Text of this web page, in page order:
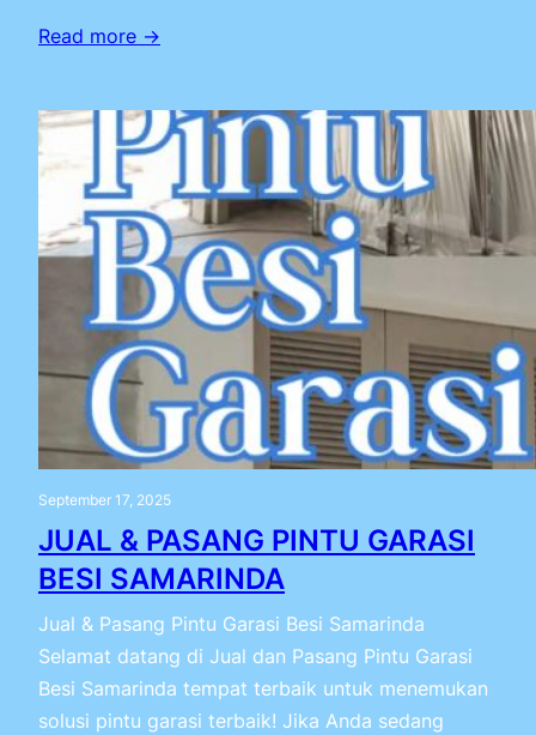
Read more →
September 17, 2025
JUAL & PASANG PINTU GARASI
BESI SAMARINDA
Jual & Pasang Pintu Garasi Besi Samarinda
Selamat datang di Jual dan Pasang Pintu Garasi
Besi Samarinda tempat terbaik untuk menemukan
solusi pintu garasi terbaik! Jika Anda sedang